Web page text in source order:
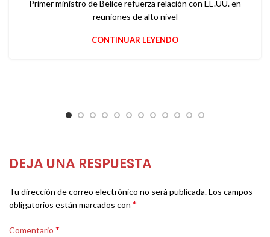
Primer ministro de Belice refuerza relación con EE.UU. en
reuniones de alto nivel
CONTINUAR LEYENDO
DEJA UNA RESPUESTA
Tu dirección de correo electrónico no será publicada.Los campos
obligatorios están marcados con *
Comentario *